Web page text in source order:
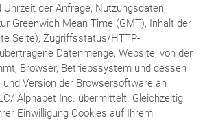
der Anfrage, Nutzungsdaten,
Greenwich Mean Time (GMT), Inhalt der
Seite), Zugriffsstatus/HTTP-
Datenmenge, Website, von der
Browser, Betriebssystem und dessen
und Version der Browsersoftware an
Alphabet Inc. übermittelt. Gleichzeitig
Einwilligung Cookies auf Ihrem